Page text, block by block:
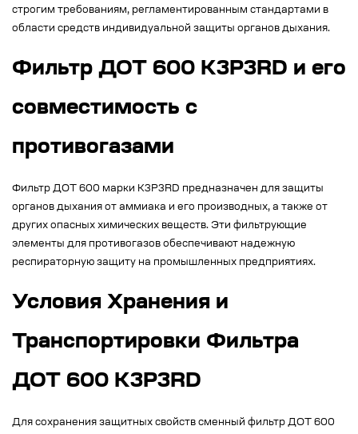
строгим требованиям, регламентированным стандартами в
области средств индивидуальной защиты органов дыхания.
Фильтр ДОТ 600 К3Р3RD и его
совместимость с
противогазами
Фильтр ДОТ 600 марки К3Р3RD предназначен для защиты
органов дыхания от аммиака и его производных, а также от
других опасных химических веществ. Эти фильтрующие
элементы для противогазов обеспечивают надежную
респираторную защиту на промышленных предприятиях.
Условия Хранения и
Транспортировки Фильтра
ДОТ 600 К3Р3RD
Для сохранения защитных свойств сменный фильтр ДОТ 600